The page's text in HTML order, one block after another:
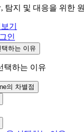
탐지 및 대응을 위한
기
인
하는 이유
택하는 이유
의 차별점